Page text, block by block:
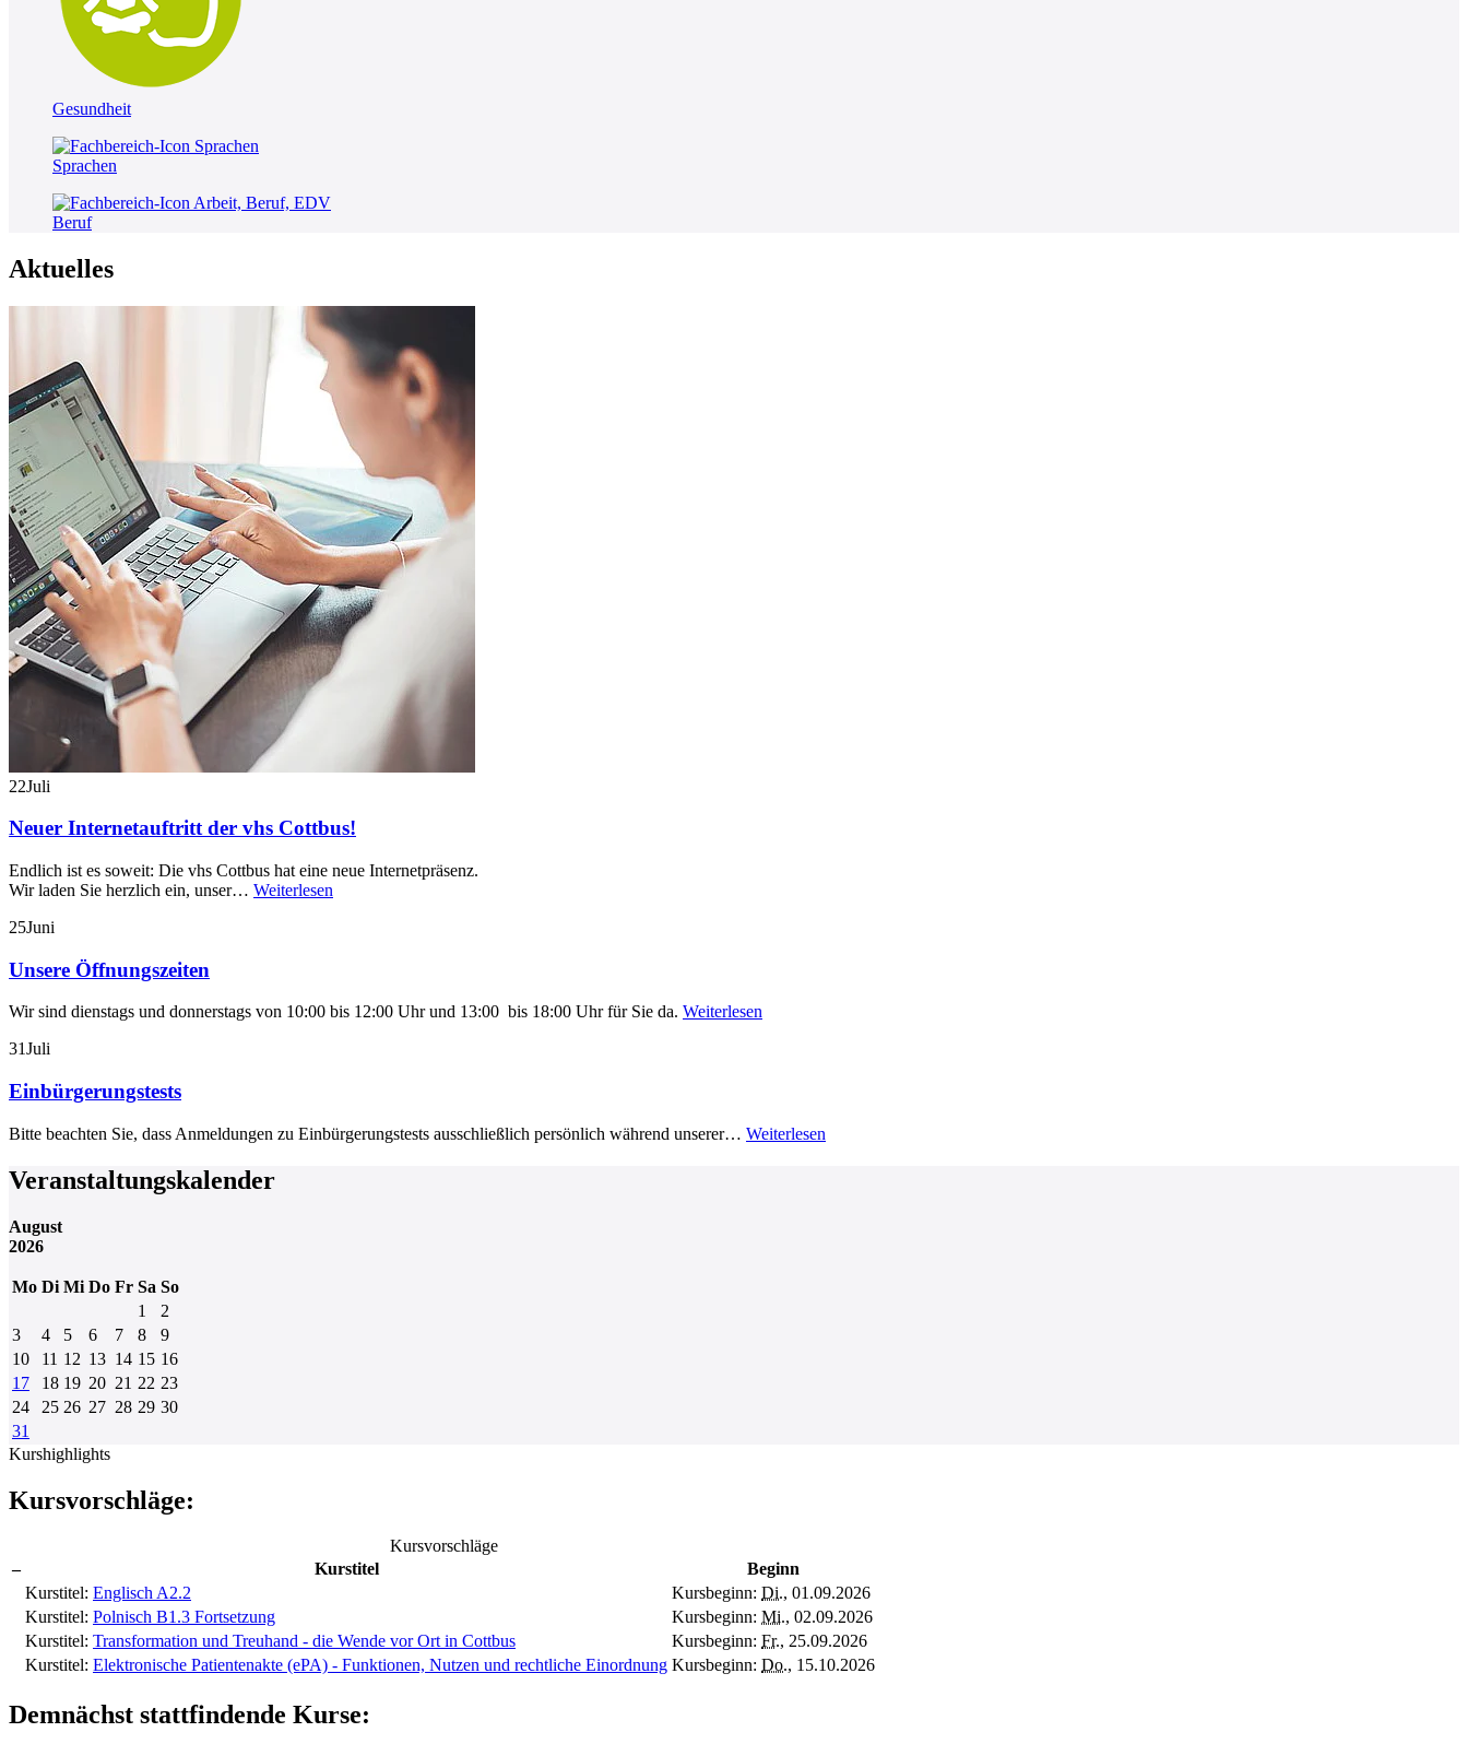
Gesundheit
Sprachen
Beruf
Aktuelles
22Juli
Neuer Internetauftritt der vhs Cottbus!
Endlich ist es soweit: Die vhs Cottbus hat eine neue Internetpräsenz.
Wir laden Sie herzlich ein, unser… Weiterlesen
25Juni
Unsere Öffnungszeiten
Wir sind dienstags und donnerstags von 10:00 bis 12:00 Uhr und 13:00 bis 18:00 Uhr für Sie da. Weiterlesen
31Juli
Einbürgerungstests
Bitte beachten Sie, dass Anmeldungen zu Einbürgerungstests ausschließlich persönlich während unserer… Weiterlesen
Veranstaltungskalender
August
2026
Mo Di Mi Do Fr Sa So
1
2
3
4 5 6 7 8
9
10
11 12 13 14 15 16
17
18 19 20 21 22 23
24
25 26 27 28 29 30
31
Kurshighlights
Kursvorschläge:
Kursvorschläge
–
Kurstitel
Beginn
Kurstitel: Englisch A2.2 Kursbeginn: Di., 01.09.2026
Kurstitel: Polnisch B1.3 Fortsetzung Kursbeginn: Mi., 02.09.2026
Kurstitel: Transformation und Treuhand - die Wende vor Ort in Cottbus Kursbeginn: Fr., 25.09.2026
Kurstitel: Elektronische Patientenakte (ePA) - Funktionen, Nutzen und rechtliche Einordnung Kursbeginn: Do., 15.10.2026
Demnächst stattfindende Kurse: